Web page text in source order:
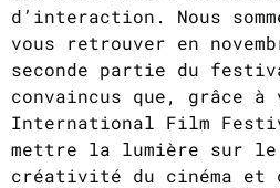
d’interaction. Nous
vous retrouver en
seconde partie du
convaincus que, grâce
International Film
mettre la lumière sur le
créativité du cinéma et